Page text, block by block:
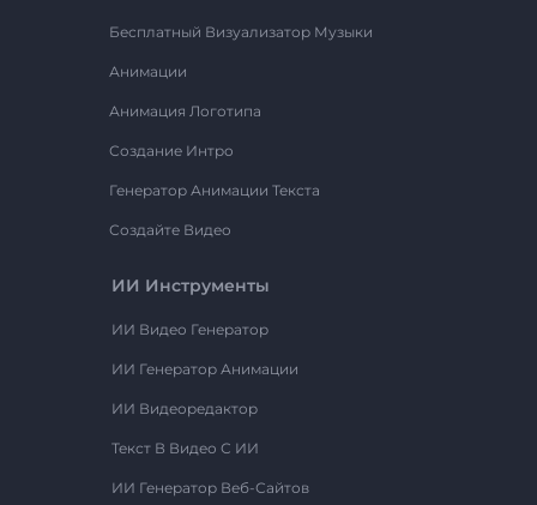
Бесплатный Визуализатор Музыки
Анимации
Анимация Логотипа
Создание Интро
Генератор Анимации Текста
Создайте Видео
ИИ Инструменты
ИИ Видео Генератор
ИИ Генератор Анимации
ИИ Видеоредактор
Текст В Видео С ИИ
ИИ Генератор Веб-Сайтов